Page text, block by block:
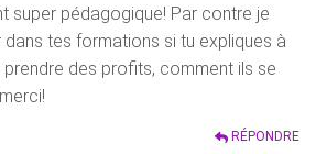
super pédagogique! Par contre je
tes formations si tu expliques à
prendre des profits, comment ils se
RÉPONDRE